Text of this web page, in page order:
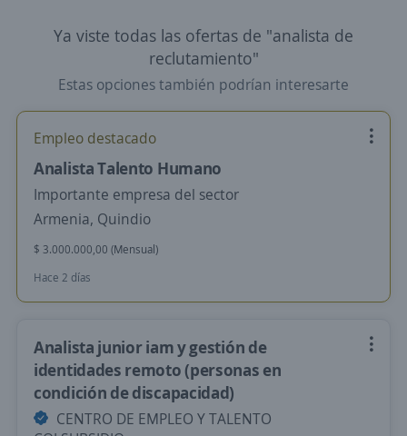
Ya viste todas las ofertas de "analista de
reclutamiento"
Estas opciones también podrían interesarte
Empleo destacado
Analista Talento Humano
Importante empresa del sector
Armenia, Quindio
$ 3.000.000,00 (Mensual)
Hace 2 días
Analista junior iam y gestión de
identidades remoto (personas en
condición de discapacidad)
CENTRO DE EMPLEO Y TALENTO